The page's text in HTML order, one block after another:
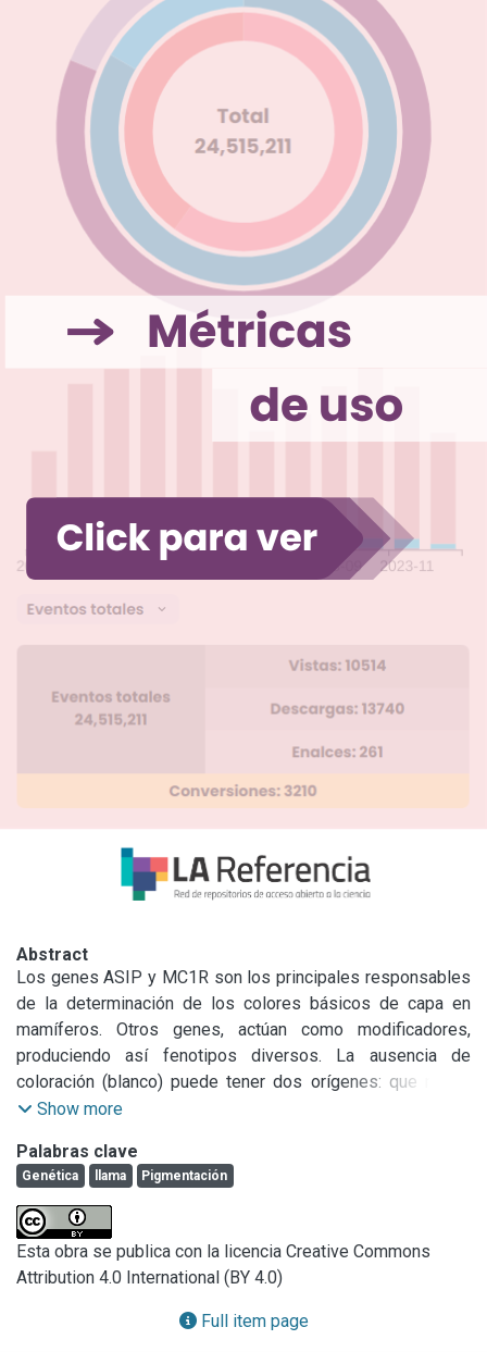
Abstract
Los genes ASIP y MC1R son los principales responsables
de la determinación de los colores básicos de capa en
mamíferos. Otros genes, actúan como modificadores,
produciendo así fenotipos diversos. La ausencia de
coloración (blanco) puede tener dos orígenes: que no se
sinteticen pigmentos en los melanocitos por bloqueo de la
causada por bloqueo del desarrollo o migración de los
mismos. El gen KIT tiene un rol central en la melanogénesis
y en la migración y proliferación del melanoblasto
(precursor del melanocito). Otro gen asociado con color de
capa blanco no albino es MITF (factor de transcripción
asociado a microftalmia). MITF es un regulador clave en la
pigmentación que actúa sobre la diferenciación de los
Show more
Palabras clave
Genética llama Pigmentación
Esta obra se publica con la licencia Creative Commons
Attribution 4.0 International (BY 4.0)
Full item page